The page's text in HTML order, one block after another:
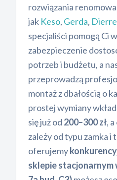
rozwiązania
jak Keso, Gerda, Dierre
specjaliści pomogą Ci
zabezpieczenie
potrzeb i budżetu, a
przeprowadzą
montaż z dbałością o
prostej wymiany
się już od 200–300 zł,
zależy od typu zamka i
oferujemy
sklepie stacjonarnym